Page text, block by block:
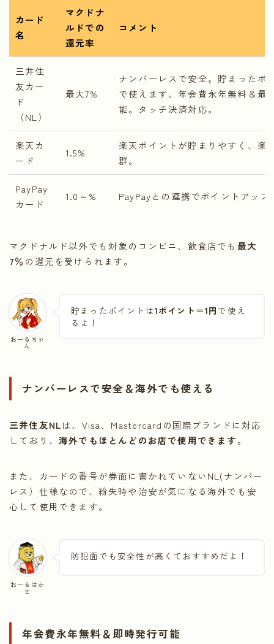
カード
名
マクドナ
ルドでの
還元率
コメント
三井住
友カー
ド
（NL）
最大7%
ナンバーレスで安全。貯まったポ
で使えます。年会費永年無料＆最
能。タッチ決済対応。
楽天カ
ード
1.5%
楽天ポイントが貯まりやすく、楽
群。
PayPay
カード
1.0～% PayPayとの連携でポイントアップ
マクドナルド以外でも対象のコンビニ、飲食店でも 最大
7％ の還元を受けられます。
おーるちゃ
ん
貯まったポイントは1ポイント＝1円 で使え
るよ！
ナンバーレスで安全＆海外でも使える
三井住友NLは、Visa、Mastercardの国際ブランドに対応
しており、 海外でもほとんどのお店で使用できます。
また、カードの番号が券面に書かれていないNL(ナンバー
レス）仕様なので、紛失時や治安が気になる海外でも安
心して使用できます。
おーるはか
せ
防犯面でも安全性が高くておすすめだよ！
年会費永年無料＆即時発行可能